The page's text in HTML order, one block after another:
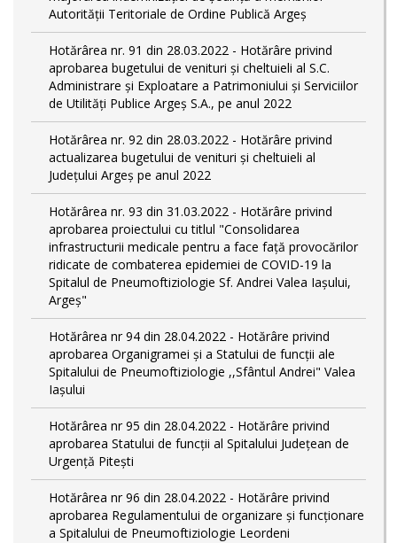
Autorității Teritoriale de Ordine Publică Argeș
Hotărârea nr. 91 din 28.03.2022 - Hotărâre privind
aprobarea bugetului de venituri și cheltuieli al S.C.
Administrare și Exploatare a Patrimoniului și Serviciilor
de Utilități Publice Argeș S.A., pe anul 2022
Hotărârea nr. 92 din 28.03.2022 - Hotărâre privind
actualizarea bugetului de venituri și cheltuieli al
Județului Argeș pe anul 2022
Hotărârea nr. 93 din 31.03.2022 - Hotărâre privind
aprobarea proiectului cu titlul "Consolidarea
infrastructurii medicale pentru a face față provocărilor
ridicate de combaterea epidemiei de COVID-19 la
Spitalul de Pneumoftiziologie Sf. Andrei Valea Iașului,
Argeș"
Hotărârea nr 94 din 28.04.2022 - Hotărâre privind
aprobarea Organigramei și a Statului de funcții ale
Spitalului de Pneumoftiziologie ,,Sfântul Andrei" Valea
Iașului
Hotărârea nr 95 din 28.04.2022 - Hotărâre privind
aprobarea Statului de funcții al Spitalului Județean de
Urgență Pitești
Hotărârea nr 96 din 28.04.2022 - Hotărâre privind
aprobarea Regulamentului de organizare și funcționare
a Spitalului de Pneumoftiziologie Leordeni